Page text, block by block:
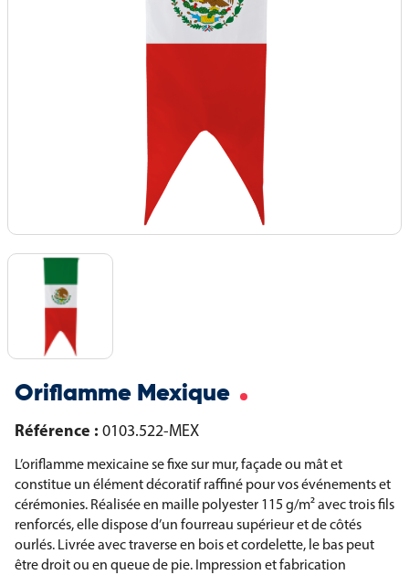
Oriflamme Mexique
Référence : 0103.522-MEX
L’oriflamme mexicaine se fixe sur mur, façade ou mât et
constitue un élément décoratif raffiné pour vos événements et
cérémonies. Réalisée en maille polyester 115 g/m² avec trois fils
renforcés, elle dispose d’un fourreau supérieur et de côtés
ourlés. Livrée avec traverse en bois et cordelette, le bas peut
être droit ou en queue de pie. Impression et fabrication